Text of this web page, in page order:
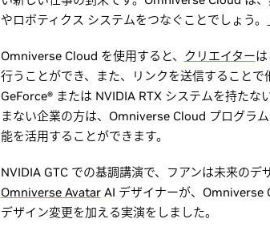
やロボティクス システムをつなぐことでしょう。
Omniverse Cloud を使用すると、 クリエイター
行うことができ、また、リンクを送信すること
GeForce® または NVIDIA RTX システムを持た
まない企業の方は、Omniverse Cloud プログラ
能を活用することができます。
NVIDIA GTC での基調講演で、フアンは未来の
Omniverse AvatarAI デザイナーが、Omniverse
デザイン変更を加える実演をしました。